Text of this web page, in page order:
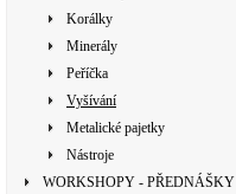
Korálky
Minerály
Peříčka
Vyšívání
Metalické pajetky
Nástroje
WORKSHOPY - PŘEDNÁŠKY